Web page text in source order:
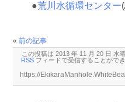
●荒川水循環センター
« 前の記事
この投稿は 2013 年 11 月 20 日 水
RSS フィードで受信することがで